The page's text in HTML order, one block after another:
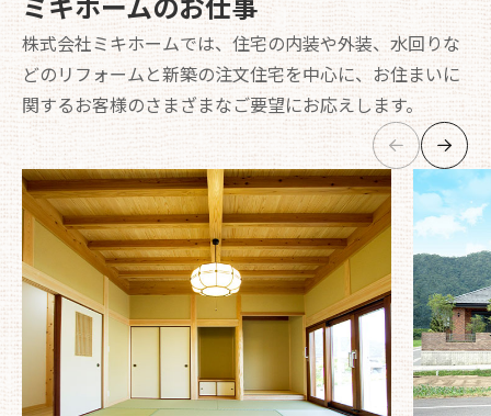
ミキホームのお仕事
株式会社ミキホームでは、住宅の内装や外装、水回りな
どのリフォームと新築の注文住宅を中心に、お住まいに
関するお客様のさまざまなご要望にお応えします。